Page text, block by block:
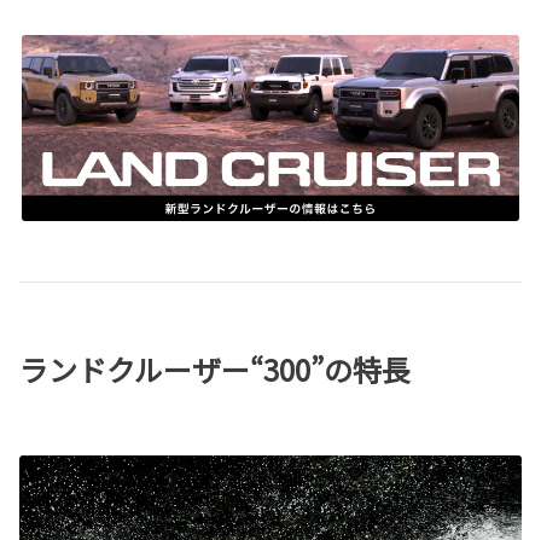
ランドクルーザー“300”の特長